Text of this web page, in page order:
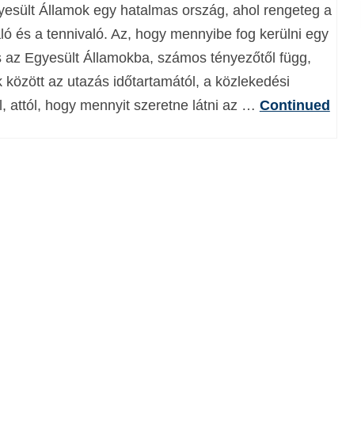
Államok egy hatalmas ország, ahol rengeteg a
és a tennivaló. Az, hogy mennyibe fog kerülni egy
az Egyesült Államokba, számos tényezőtől függ,
között az utazás időtartamától, a közlekedési
attól, hogy mennyit szeretne látni az … Continued